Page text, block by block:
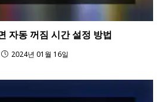
자동 꺼짐 시간 설정 방법
2024년 01월 16일